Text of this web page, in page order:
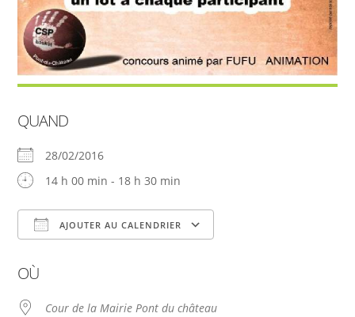
QUAND
28/02/2016
14 h 00 min - 18 h 30 min
AJOUTER AU CALENDRIER
OÙ
Cour de la Mairie Pont du château